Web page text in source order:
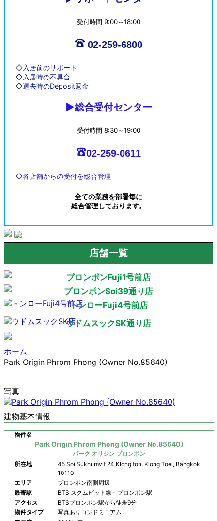
受付時間 9:00～18:00
02-259-6800
入居前のサポート
入居時の不具合
退去時のDeposit返金
総合受付センター
受付時間 8:30～19:00
02-259-0611
各店舗からの受付を総合管理
全ての業務を部署毎に
総合管理しております。
店舗一覧
プロンポンFuji1号前店
プロンポンSoi39通り店
トンローFuji4号前店
ウドムスックSK通り店
ホーム
Park Origin Phrom Phong (Owner No.85640)
写真
建物基本情報
物件名
Park Origin Phrom Phong (Owner No.85640)
パーク オリジン プロンポン
所在地
45 Soi Sukhumvit 24,Klong ton, Klong Toei, Bangkok
10110
エリア
プロンポン南側周辺
最寄駅
BTS スクムビット線 - プロンポン駅
アクセス
BTSプロンポン駅から徒歩9分
物件タイプ
写真ありコンドミニアム